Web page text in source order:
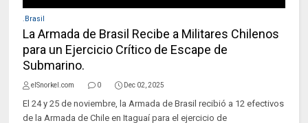
.Brasil
La Armada de Brasil Recibe a Militares Chilenos
para un Ejercicio Crítico de Escape de
Submarino.
elSnorkel.com 0 Dec 02, 2025
El 24 y 25 de noviembre, la Armada de Brasil recibió a 12 efectivos
de la Armada de Chile en Itaguaí para el ejercicio de